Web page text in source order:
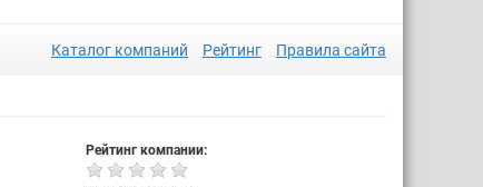
Каталог компаний Рейтинг Правила сайта
Рейтинг компании: